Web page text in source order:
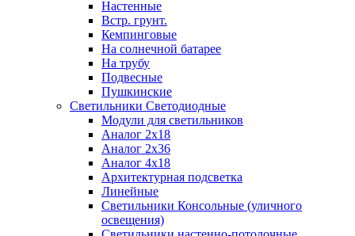
Настенные
Встр. грунт.
Кемпинговые
На солнечной батарее
На трубу
Подвесные
Пушкинские
Светильники Светодиодные
Модули для светильников
Аналог 2х18
Аналог 2х36
Аналог 4х18
Архитектурная подсветка
Линейные
Светильники Консольные (уличного
освещения)